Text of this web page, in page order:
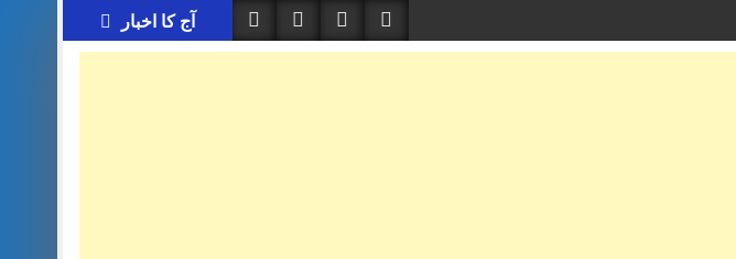
آج کا اخبار